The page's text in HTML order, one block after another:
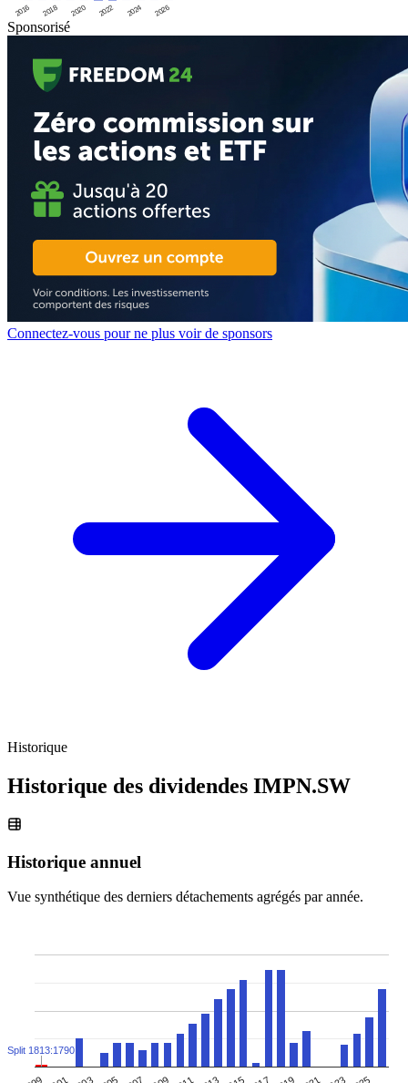
2016 2018 2020 2022 2024 2026
Sponsorisé
Connectez-vous pour ne plus voir de sponsors
Historique
Historique des dividendes IMPN.SW
Historique annuel
Vue synthétique des derniers détachements agrégés par année.
Split 1813:1790